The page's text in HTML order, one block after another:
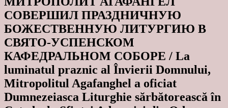
СОВЕРШИЛ ПРАЗДНИЧНУЮ
БОЖЕСТВЕННУЮ ЛИТУРГИЮ В
СВЯТО-УСПЕНСКОМ
КАФЕДРАЛЬНОМ СОБОРЕ / La
luminatul praznic al Învierii Domnului,
Mitropolitul Agafanghel a oficiat
Dumnezeiasca Liturghie sărbătorească în